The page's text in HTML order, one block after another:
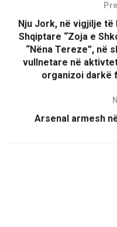
Nju Jork, në vigjilje
Shqiptare “Zoja e
“Nëna Tereze”, në
vullnetare në
organizoi darkë
Arsenal armesh